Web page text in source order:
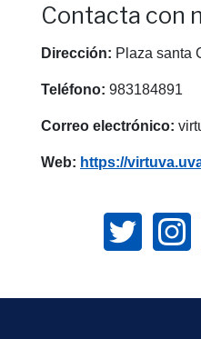
Contacta con
Dirección: Plaza santa
Teléfono: 983184891
Correo electrónico:
Web: https://